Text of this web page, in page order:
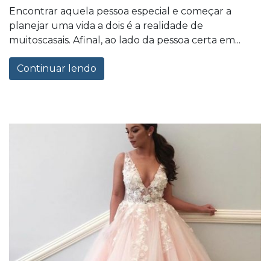
Encontrar aquela pessoa especial e começar a
planejar uma vida a dois é a realidade de
muitoscasais. Afinal, ao lado da pessoa certa em...
Continuar lendo